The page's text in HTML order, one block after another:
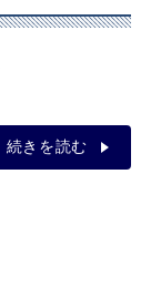
続きを読む